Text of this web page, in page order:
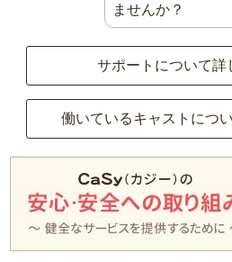
ませんか？
サポートについて詳
働いているキャストにつ